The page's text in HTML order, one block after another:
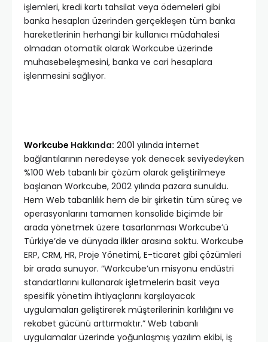
işlemleri, kredi kartı tahsilat veya ödemeleri gibi
banka hesapları üzerinden gerçekleşen tüm banka
hareketlerinin herhangi bir kullanıcı müdahalesi
olmadan otomatik olarak Workcube üzerinde
muhasebeleşmesini, banka ve cari hesaplara
işlenmesini sağlıyor.
Workcube Hakkında: 2001 yılında internet
bağlantılarının neredeyse yok denecek seviyedeyken
%100 Web tabanlı bir çözüm olarak geliştirilmeye
başlanan Workcube, 2002 yılında pazara sunuldu.
Hem Web tabanlılık hem de bir şirketin tüm süreç ve
operasyonlarını tamamen konsolide biçimde bir
arada yönetmek üzere tasarlanması Workcube’ü
Türkiye’de ve dünyada ilkler arasına soktu. Workcube
ERP, CRM, HR, Proje Yönetimi, E-ticaret gibi çözümleri
bir arada sunuyor. “Workcube’un misyonu endüstri
standartlarını kullanarak işletmelerin basit veya
spesifik yönetim ihtiyaçlarını karşılayacak
uygulamaları geliştirerek müşterilerinin karlılığını ve
rekabet gücünü arttırmaktır.” Web tabanlı
uygulamalar üzerinde yoğunlaşmış yazılım ekibi, iş